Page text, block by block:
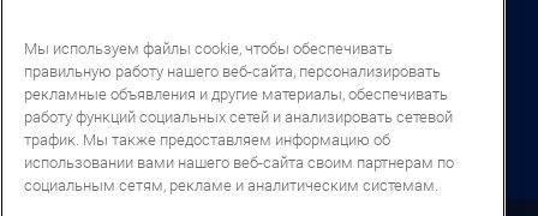
Мы используем файлы cookie, чтобы обеспечивать
правильную работу нашего веб-сайта, персонализировать
рекламные объявления и другие материалы, обеспечивать
работу функций социальных сетей и анализировать сетевой
трафик. Мы также предоставляем информацию об
использовании вами нашего веб-сайта своим партнерам по
социальным сетям, рекламе и аналитическим системам.